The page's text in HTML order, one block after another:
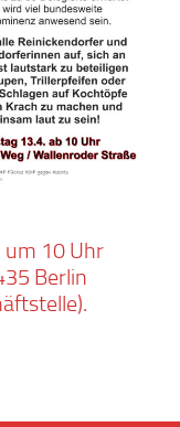
um 10 Uhr
Berlin